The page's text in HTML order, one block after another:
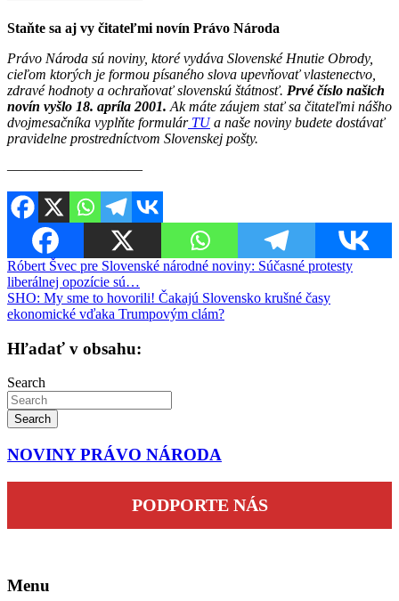
Staňte sa aj vy čitateľmi novín Právo Národa
Právo Národa sú noviny, ktoré vydáva Slovenské Hnutie Obrody,
cieľom ktorých je formou písaného slova upevňovať vlastenectvo,
zdravé hodnoty a ochraňovať slovenskú štátnosť. Prvé číslo našich
novín vyšlo 18. apríla 2001. Ak máte záujem stať sa čitateľmi nášho
dvojmesačníka vyplňte formulárTUa naše noviny budete dostávať
pravidelne prostredníctvom Slovenskej pošty.
————————–—
Navigácia
v
článku
Róbert Švec pre Slovenské národné noviny: Súčasné protesty
liberálnej opozície sú…
SHO: My sme to hovorili! Čakajú Slovensko krušné časy
ekonomické vďaka Trumpovým clám?
Hľadať v obsahu:
Search
Search
NOVINY PRÁVO NÁRODA
PODPORTE NÁS
Menu